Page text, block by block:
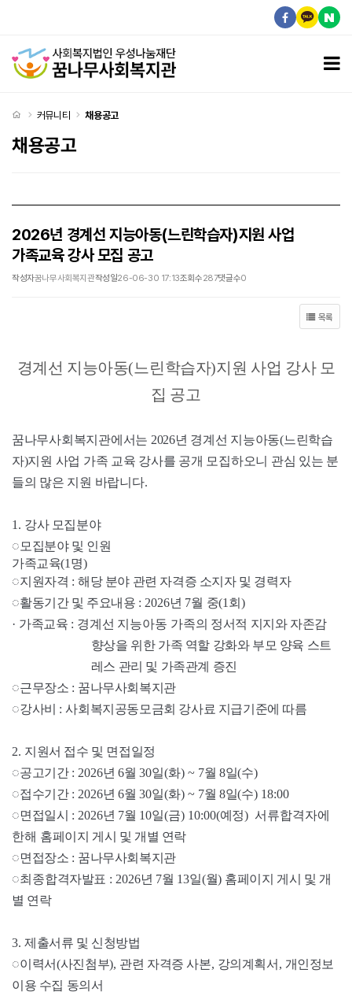
2026년 경계선 지능아동(느린학습자)지원 사업 가족교육 강사 모집 공고 > 채용공고
처음으로
커뮤니티 채용공고
채용공고
2026년 경계선 지능아동(느린학습자)지원 사업
가족교육 강사 모집 공고
작성자꿈나무사회복지관작성일26-06-30 17:13조회수287댓글수0
목록
경계선 지능아동(느린학습자)지원 사업 강사 모
집 공고
꿈나무사회복지관에서는 2026년 경계선 지능아동(느린학습
자)지원 사업 가족 교육 강사를 공개 모집하오니 관심 있는 분
들의 많은 지원 바랍니다.
1. 강사 모집분야
◌ 모집분야 및 인원
가족교육(1 명)
◌지원자격 : 해당 분야 관련 자격증 소지자 및 경력자
◌활동기간 및 주요내용 : 2026년 7월 중(1 회 )
· 가족교육 : 경계선 지능아동 가족의 정서적 지지와 자존감
향상을 위한 가족 역할 강화와 부모 양육 스트
레스 관리 및 가족관계 증진
◌근무장소 : 꿈나무사회복지관
◌강사비 :사회복지공동모금회 강사료 지급기준에 따름
2. 지원서 접수 및 면접일정
◌공고기간 : 2026년6월30일(화) ~ 7월 8일(수)
◌접수기간 : 2026년6월30일(화) ~ 7월 8일(수) 18:00
◌면접일시 : 2026년 7월 10일(금) 10:00(예정) 서류합격자에
한해 홈페이지 게시 및 개별 연락
◌면접장소 : 꿈나무사회복지관
◌최종합격자발표 : 2026년 7월 13일(월) 홈페이지 게시 및 개
별 연락
3. 제출서류 및 신청방법
◌이력서(사진첨부), 관련 자격증 사본, 강의계획서 , 개인정보
이용 수집 동의서